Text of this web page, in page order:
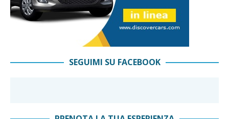
SEGUIMI SU FACEBOOK